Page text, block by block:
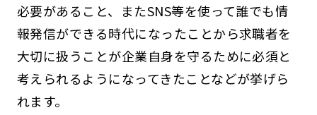
必要があること、またSNS等を使って誰でも情
報発信ができる時代になったことから求職者を
大切に扱うことが企業自身を守るために必須と
考えられるようになってきたことなどが挙げら
れます。